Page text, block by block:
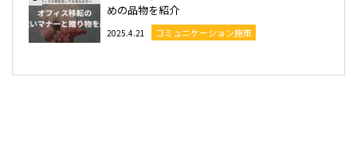
めの品物を紹介
2025.4.21 コミュニケーション施策